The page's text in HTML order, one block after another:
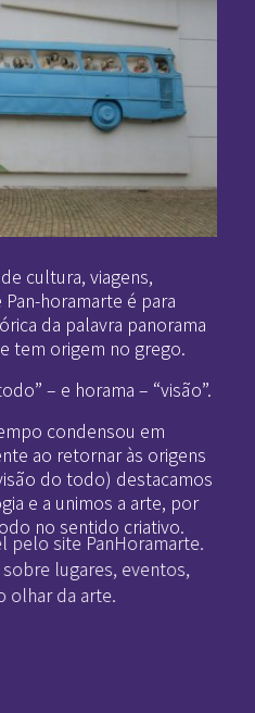
cultura, viagens,
horamarte é para
da palavra panorama
tem origem no grego.
– e horama – “visão”.
condensou em
ao retornar às origens
do todo) destacamos
e a unimos a arte, por
no sentido criativo.
pelo site PanHoramarte.
lugares, eventos,
olhar da arte.